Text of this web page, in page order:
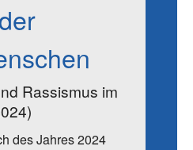
Rassismus im
des Jahres 2024